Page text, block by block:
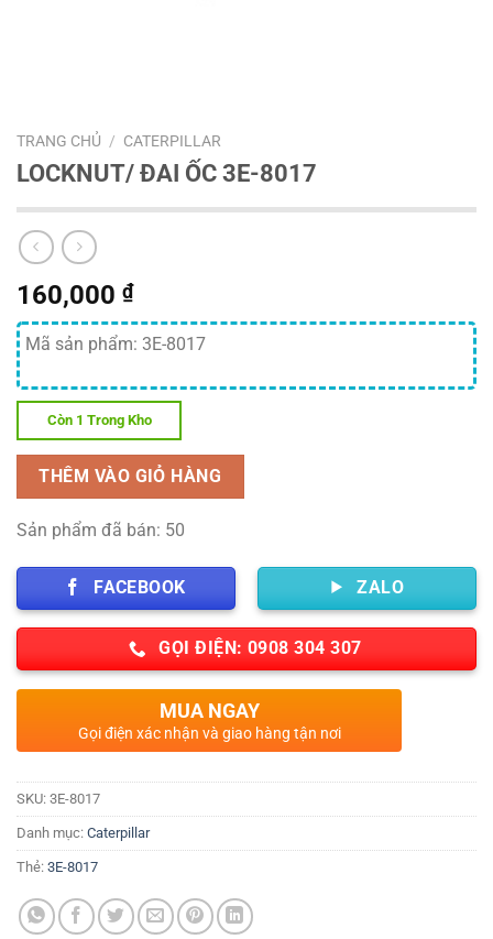
TRANG CHỦ / CATERPILLAR
LOCKNUT/ ĐAI ỐC 3E-8017
160,000 ₫
Mã sản phẩm: 3E-8017
Còn 1 Trong Kho
THÊM VÀO GIỎ HÀNG
Sản phẩm đã bán: 50
FACEBOOK ZALO
GỌI ĐIỆN: 0908 304 307
MUA NGAY
Gọi điện xác nhận và giao hàng tận nơi
SKU: 3E-8017
Danh mục: Caterpillar
Thẻ: 3E-8017